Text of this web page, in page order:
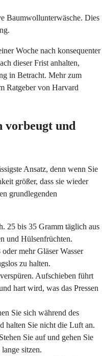
Baumwollunterwäsche. Dies
Woche nach konsequenter
dieser Frist anhalten,
in Betracht. Mehr zum
Ratgeber von Harvard
vorbeugt und
Ansatz, denn wenn Sie
größer, dass sie wieder
grundlegenden
25 bis 35 Gramm täglich aus
und Hülsenfrüchten.
mehr Gläser Wasser
zu halten.
Aufschieben führt
hart wird, was das Pressen
Sie sich während des
halten Sie nicht die Luft an.
Sie auf und gehen Sie
sitzen.